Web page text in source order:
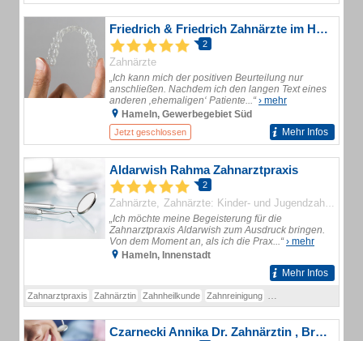
Friedrich & Friedrich Zahnärzte im HefeHof
2
Zahnärzte
„Ich kann mich der positiven Beurteilung nur
anschließen. Nachdem ich den langen Text eines
anderen ‚ehemaligen‘ Patiente...“› mehr
Hameln, Gewerbegebiet Süd
Jetzt geschlossen Mehr Infos
Aldarwish Rahma Zahnarztpraxis
2
Zahnärzte Zahnärzte: Kinder- und Jugendzahnheilkunde (Schwerpunkt)
„Ich möchte meine Begeisterung für die
Zahnarztpraxis Aldarwish zum Ausdruck bringen.
Von dem Moment an, als ich die Prax...“› mehr
Hameln, Innenstadt
Mehr Infos
Zahnarztpraxis Zahnärztin Zahnheilkunde Zahnreinigung
Czarnecki Annika Dr. Zahnärztin , Brecke Till Dr. Zahnarzt , Frenzel Maik Zahnarzt